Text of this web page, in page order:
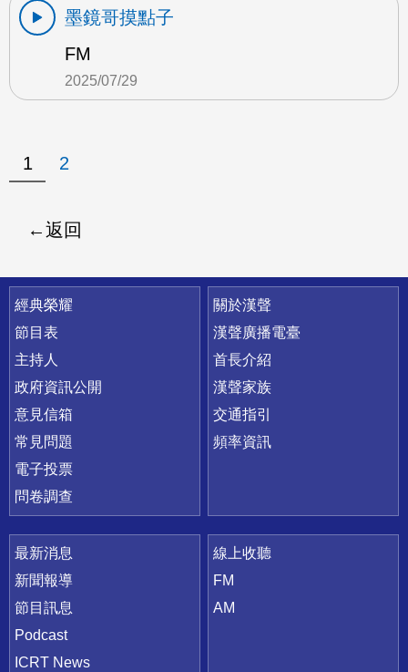
墨鏡哥摸點子
FM
2025/07/29
1 2
返回
快速連結
經典榮耀
節目表
主持人
政府資訊公開
意見信箱
常見問題
電子投票
問卷調查
關於漢聲
漢聲廣播電臺
首長介紹
漢聲家族
交通指引
頻率資訊
最新消息
新聞報導
節目訊息
Podcast
ICRT News
線上收聽
FM
AM